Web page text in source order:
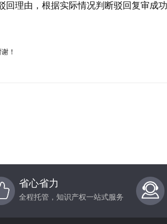
理由，根据实际情况判断驳回复审成
！
省心省力
全程托管，知识产权一站式服务